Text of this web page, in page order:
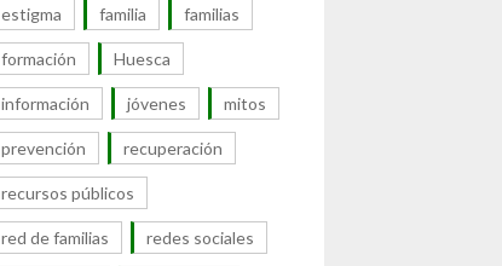
estigma familia familias
formación Huesca
información jóvenes mitos
prevención recuperación
recursos públicos
red de familias redes sociales